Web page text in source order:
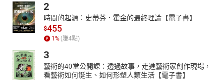
2
時間的起源：史蒂芬．霍金的最終理論【電子書】
$455
1 % (賺4點)
3
藝術的40堂公開課：透過故事，走進藝術家創作現場，
看藝術如何誕生、如何形塑人類生活【電子書】